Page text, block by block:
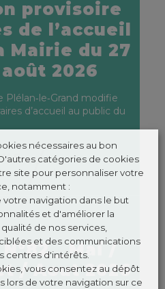
provisoire
de l’accueil
Mairie du 27
2026
Plélan‑le‑Grand modifie
d’accueil au public du
_ Mai /
/ Aout 2026
nécessaires au bon
catégories de cookies
site pour personnaliser votre
notamment :
votre navigation dans le but
et d'améliorer la
de nos services,
et des communications
centres d'intérêts.
vous consentez au dépôt
lors de votre navigation sur ce